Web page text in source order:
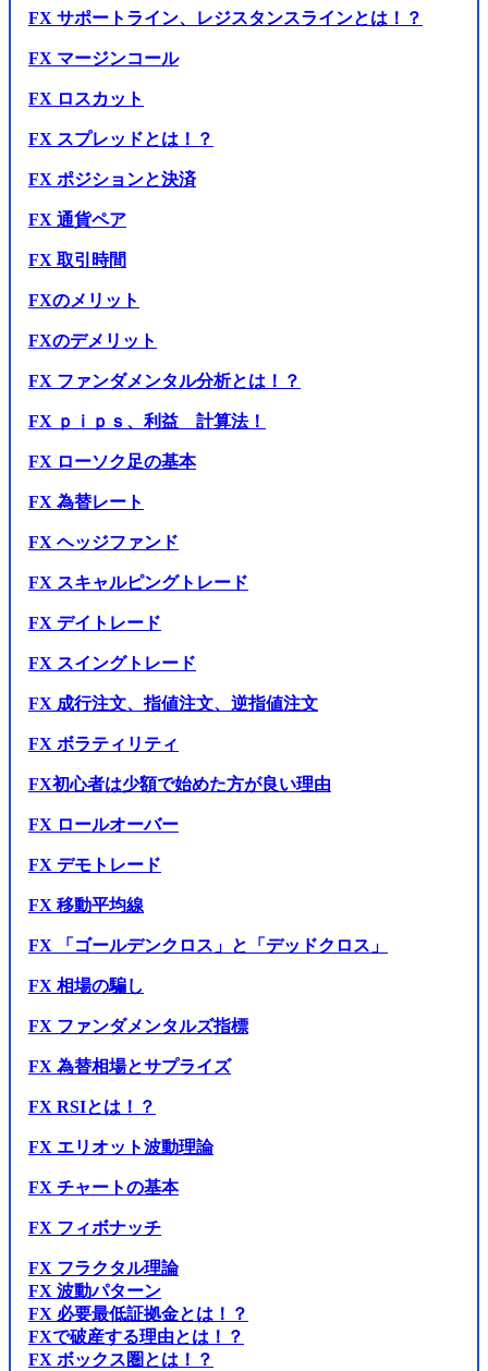
FX サポートライン、レジスタンスラインとは！？
FX マージンコール
FX ロスカット
FX スプレッドとは！？
FX ポジションと決済
FX 通貨ペア
FX 取引時間
FXのメリット
FXのデメリット
FX ファンダメンタル分析とは！？
FX ｐｉｐｓ、利益 計算法！
FX ローソク足の基本
FX 為替レート
FX ヘッジファンド
FX スキャルピングトレード
FX デイトレード
FX スイングトレード
FX 成行注文、指値注文、逆指値注文
FX ボラティリティ
FX初心者は少額で始めた方が良い理由
FX ロールオーバー
FX デモトレード
FX 移動平均線
FX 「ゴールデンクロス」と「デッドクロス」
FX 相場の騙し
FX ファンダメンタルズ指標
FX 為替相場とサプライズ
FX RSIとは！？
FX エリオット波動理論
FX チャートの基本
FX フィボナッチ
FX フラクタル理論
FX 波動パターン
FX 必要最低証拠金とは！？
FXで破産する理由とは！？
FX ボックス圏とは！？